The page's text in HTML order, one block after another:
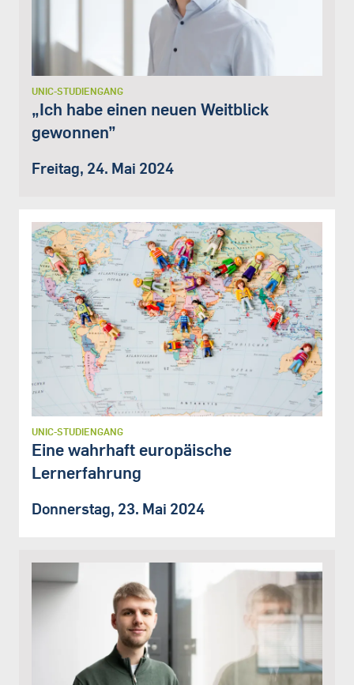
UNIC-STUDIENGANG
„Ich habe einen neuen Weitblick
gewonnen”
Freitag, 24. Mai 2024
UNIC-STUDIENGANG
Eine wahrhaft europäische
Lernerfahrung
Donnerstag, 23. Mai 2024